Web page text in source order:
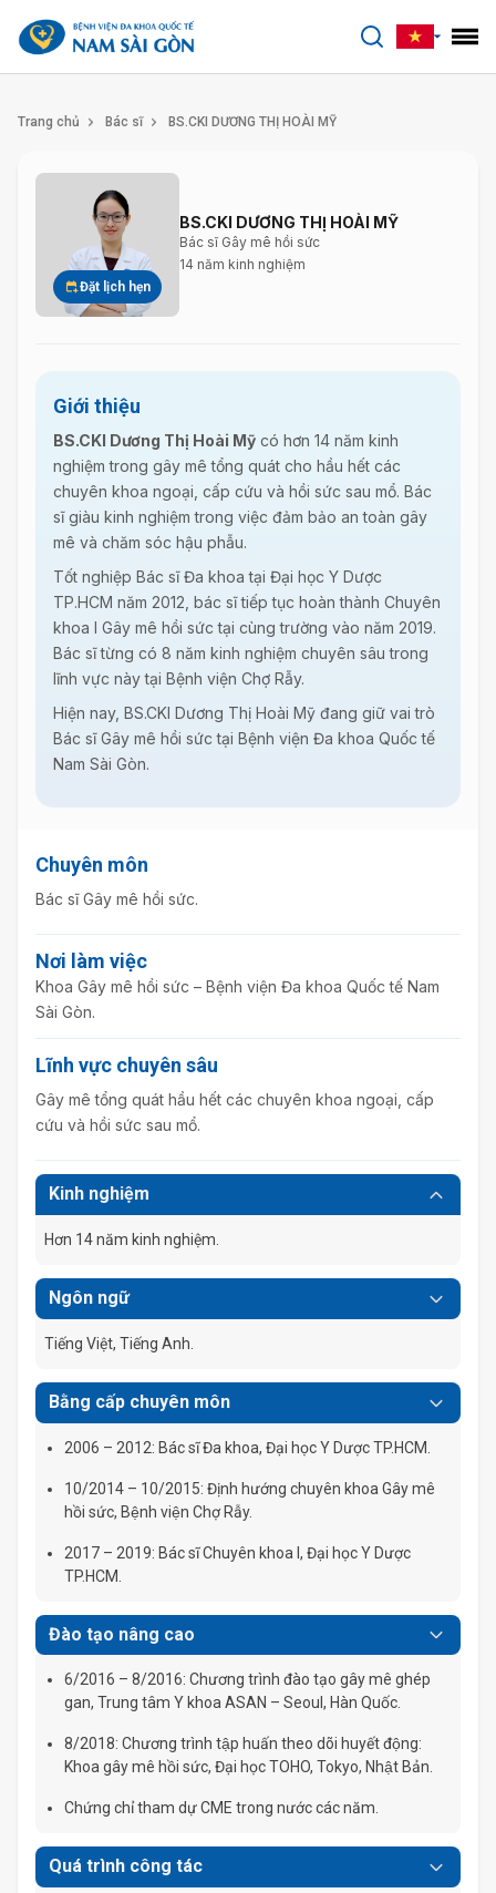
Trang chủ Bác sĩ BS.CKI DƯƠNG THỊ HOÀI MỸ
Đặt lịch hẹn
BS.CKI DƯƠNG THỊ HOÀI MỸ
Bác sĩ Gây mê hồi sức
14 năm kinh nghiệm
Giới thiệu
BS.CKI Dương Thị Hoài Mỹ có hơn 14 năm kinh
nghiệm trong gây mê tổng quát cho hầu hết các
chuyên khoa ngoại, cấp cứu và hồi sức sau mổ. Bác
sĩ giàu kinh nghiệm trong việc đảm bảo an toàn gây
mê và chăm sóc hậu phẫu.
Tốt nghiệp Bác sĩ Đa khoa tại Đại học Y Dược
TP.HCM năm 2012, bác sĩ tiếp tục hoàn thành Chuyên
khoa I Gây mê hồi sức tại cùng trường vào năm 2019.
Bác sĩ từng có 8 năm kinh nghiệm chuyên sâu trong
lĩnh vực này tại Bệnh viện Chợ Rẫy.
Hiện nay, BS.CKI Dương Thị Hoài Mỹ đang giữ vai trò
Bác sĩ Gây mê hồi sức tại Bệnh viện Đa khoa Quốc tế
Nam Sài Gòn.
Chuyên môn
Bác sĩ Gây mê hồi sức.
Nơi làm việc
Khoa Gây mê hồi sức – Bệnh viện Đa khoa Quốc tế Nam
Sài Gòn.
Lĩnh vực chuyên sâu
Gây mê tổng quát hầu hết các chuyên khoa ngoại, cấp
cứu và hồi sức sau mổ.
Kinh nghiệm
Hơn 14 năm kinh nghiệm.
Ngôn ngữ
Tiếng Việt, Tiếng Anh.
Bằng cấp chuyên môn
2006 – 2012: Bác sĩ Đa khoa, Đại học Y Dược TP.HCM.
10/2014 – 10/2015: Định hướng chuyên khoa Gây mê
hồi sức, Bệnh viện Chợ Rẫy.
2017 – 2019: Bác sĩ Chuyên khoa I, Đại học Y Dược
TP.HCM.
Đào tạo nâng cao
6/2016 – 8/2016: Chương trình đào tạo gây mê ghép
gan, Trung tâm Y khoa ASAN – Seoul, Hàn Quốc.
8/2018: Chương trình tập huấn theo dõi huyết động:
Khoa gây mê hồi sức, Đại học TOHO, Tokyo, Nhật Bản.
Chứng chỉ tham dự CME trong nước các năm.
Quá trình công tác